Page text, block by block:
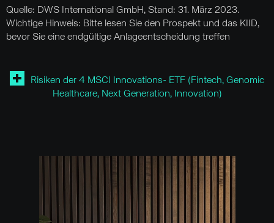
Quelle: DWS International GmbH, Stand: 31. März 2023.
Wichtige Hinweis: Bitte lesen Sie den Prospekt und das KIID,
bevor Sie eine endgültige Anlageentscheidung treffen
Risiken der 4 MSCI Innovations- ETF (Fintech, Genomic
Healthcare, Next Generation, Innovation)